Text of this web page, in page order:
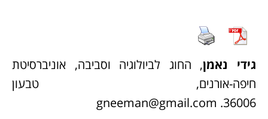
גידי נאמן, החוג לביולוגיה וסביבה, אוניברסיטת
חיפה-אורנים, טבעון
36006.
gneeman@gmail.com